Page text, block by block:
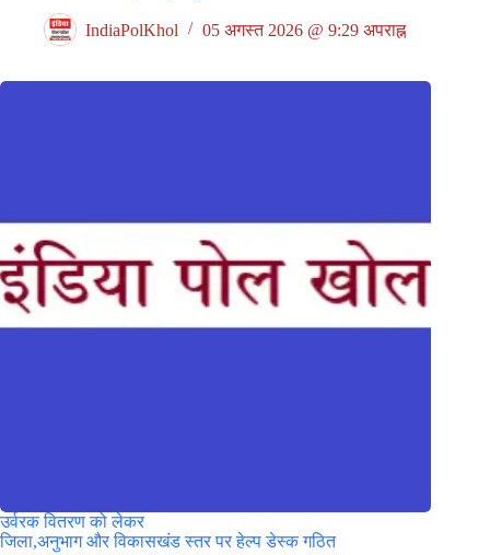
IndiaPolKhol 05 अगस्त 2026 @ 9:29 अपराह्न
उर्वरक वितरण को लेकर
जिला,अनुभाग और विकासखंड स्तर पर हेल्प डेस्क गठित